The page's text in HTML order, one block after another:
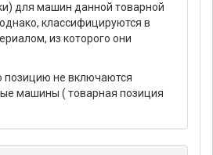
для машин данной товарной
классифицируются в
из которого они
позицию не включаются
машины ( товарная позиция